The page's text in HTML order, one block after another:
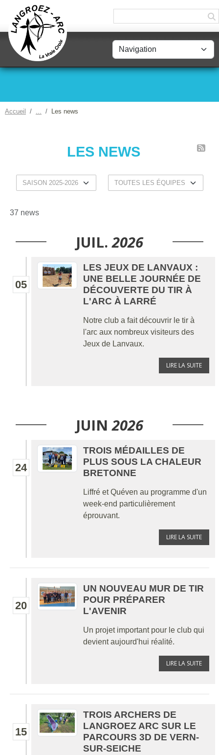
Accueil Les news
LES NEWS
37 news
JUIL. 2026
05
LES JEUX DE LANVAUX :
UNE BELLE JOURNÉE DE
DÉCOUVERTE DU TIR À
L'ARC À LARRÉ
Notre club a fait découvrir le tir à
l'arc aux nombreux visiteurs des
Jeux de Lanvaux.
LIRE LA SUITE
JUIN 2026
24
TROIS MÉDAILLES DE
PLUS SOUS LA CHALEUR
BRETONNE
Liffré et Quéven au programme d'un
week-end particulièrement
éprouvant.
LIRE LA SUITE
20
UN NOUVEAU MUR DE TIR
POUR PRÉPARER
L'AVENIR
Un projet important pour le club qui
devient aujourd'hui réalité.
LIRE LA SUITE
15
TROIS ARCHERS DE
LANGROEZ ARC SUR LE
PARCOURS 3D DE VERN-
SUR-SEICHE
Panneau de gestion des cookies